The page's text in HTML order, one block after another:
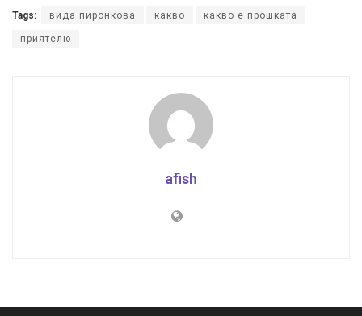
Tags: вида пиронкова какво какво е прошката
приятелю
afish